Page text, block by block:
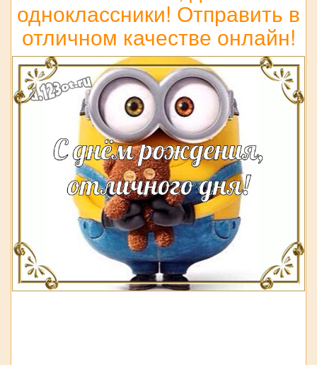
одноклассники! Отправить в
отличном качестве онлайн!